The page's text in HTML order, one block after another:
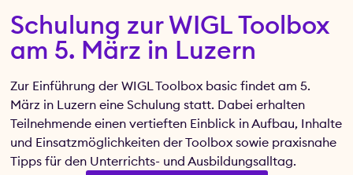
Schulung zur WIGL Toolbox
am 5. März in Luzern
Zur Einführung der WIGL Toolbox basic findet am 5.
März in Luzern eine Schulung statt. Dabei erhalten
Teilnehmende einen vertieften Einblick in Aufbau, Inhalte
und Einsatzmöglichkeiten der Toolbox sowie praxisnahe
Tipps für den Unterrichts- und Ausbildungsalltag.